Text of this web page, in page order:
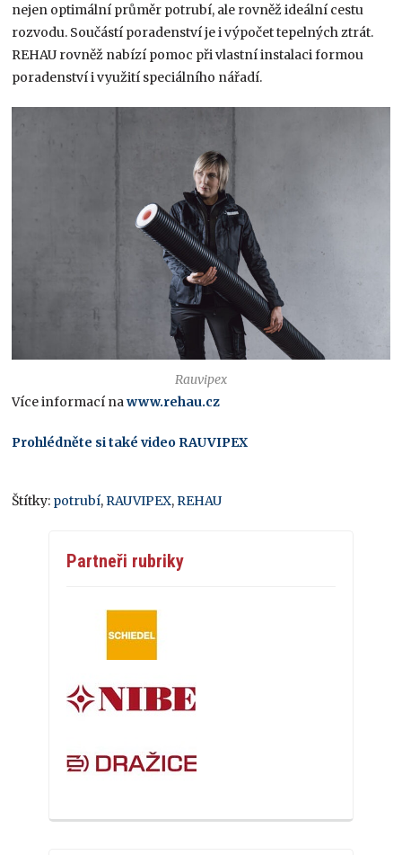
nejen optimální průměr potrubí, ale rovněž ideální cestu
rozvodu. Součástí poradenství je i výpočet tepelných ztrát.
REHAU rovněž nabízí pomoc při vlastní instalaci formou
poradenství i využití speciálního nářadí.
Rauvipex
Více informací nawww.rehau.cz
Prohlédněte si také video RAUVIPEX
Štítky: potrubí,RAUVIPEX,REHAU
Partneři rubriky